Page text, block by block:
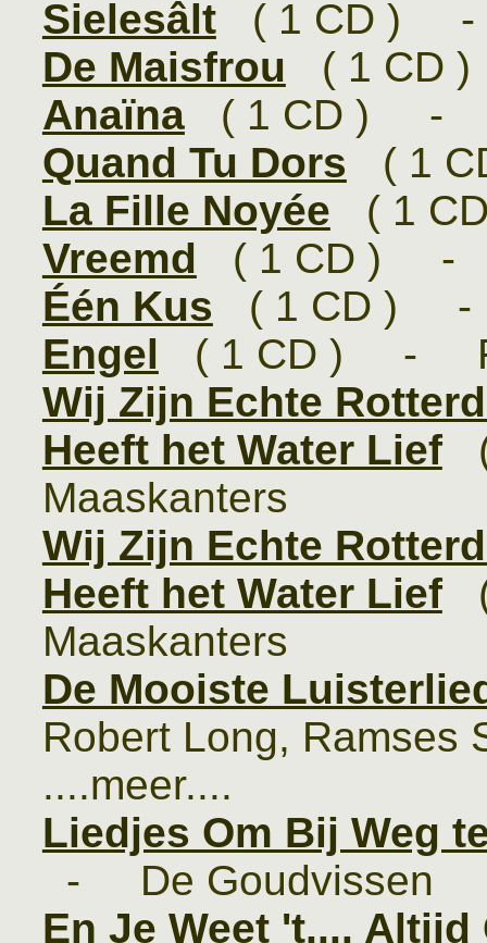
Sielesâlt( 1 CD ) -
De Maisfrou ( 1 CD
Anaïna( 1 CD ) -
Quand Tu Dors ( 1
La Fille Noyée ( 1
Vreemd ( 1 CD ) -
Één Kus ( 1 CD ) -
Engel ( 1 CD ) -
Wij Zijn Echte
Heeft het Water Lief(
Maaskanters
Wij Zijn Echte
Heeft het Water Lief(
Maaskanters
De Mooiste
Robert Long, Ramses
....meer....
Liedjes Om Bij Weg
- De Goudvissen
En Je Weet 't.... Altijd